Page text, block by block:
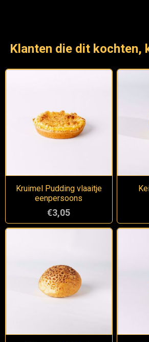
Klanten die dit kochten,
Kruimel Pudding vlaaitje
eenpersoons
€3,05